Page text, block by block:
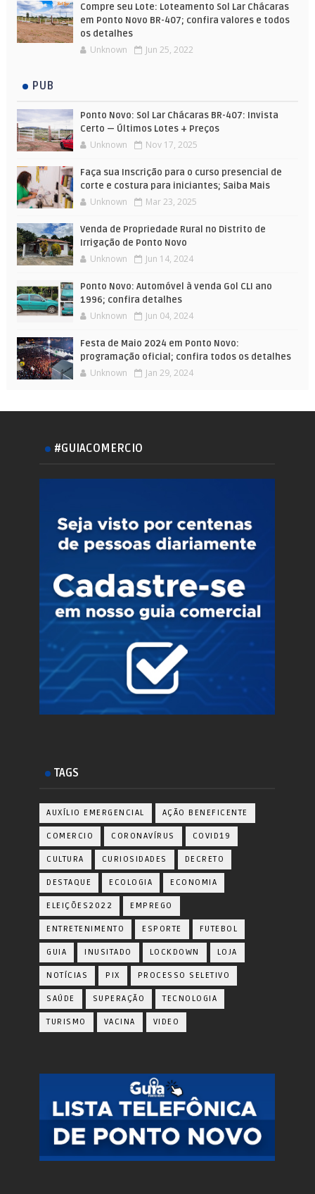
Compre seu Lote: Loteamento Sol Lar Chácaras
em Ponto Novo BR-407; confira valores e todos
os detalhes
Unknown Jun 25, 2022
PUB
Ponto Novo: Sol Lar Chácaras BR-407: Invista
Certo — Últimos Lotes + Preços
Unknown Nov 17, 2025
Faça sua Inscrição para o curso presencial de
corte e costura para iniciantes; Saiba Mais
Unknown Mar 23, 2025
Venda de Propriedade Rural no Distrito de
Irrigação de Ponto Novo
Unknown Jun 14, 2024
Ponto Novo: Automóvel à venda Gol CLI ano
1996; confira detalhes
Unknown Jun 04, 2024
Festa de Maio 2024 em Ponto Novo:
programação oficial; confira todos os detalhes
Unknown Jan 29, 2024
#GUIACOMERCIO
TAGS
AUXÍLIO EMERGENCIAL AÇÃO BENEFICENTE
COMERCIO CORONAVÍRUS COVID19
CULTURA CURIOSIDADES DECRETO
DESTAQUE ECOLOGIA ECONOMIA
ELEIÇÕES2022 EMPREGO
ENTRETENIMENTO ESPORTE FUTEBOL
GUIA INUSITADO LOCKDOWN LOJA
NOTÍCIAS PIX PROCESSO SELETIVO
SAÚDE SUPERAÇÃO TECNOLOGIA
TURISMO VACINA VIDEO